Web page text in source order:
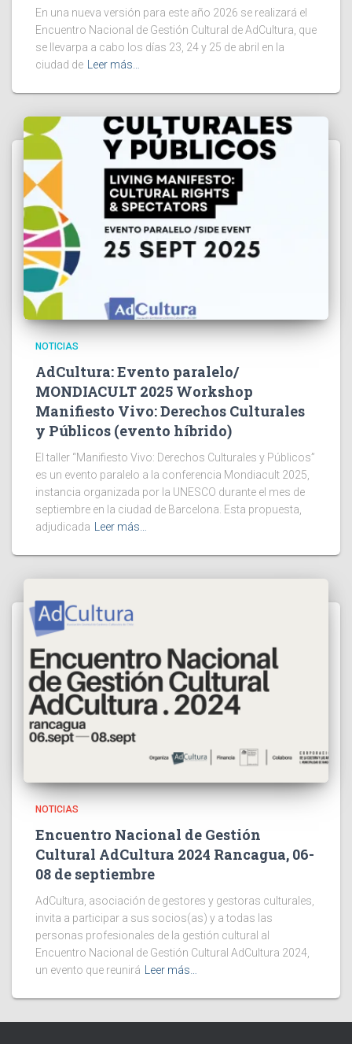
En una nueva versión para este año 2026 se realizará el
Encuentro Nacional de Gestión Cultural de AdCultura, que
se llevarpa a cabo los días 23, 24 y 25 de abril en la
ciudad de
Leer más…
NOTICIAS
AdCultura: Evento paralelo/
MONDIACULT 2025 Workshop
Manifiesto Vivo: Derechos Culturales
y Públicos (evento híbrido)
El taller “Manifiesto Vivo: Derechos Culturales y Públicos”
es un evento paralelo a la conferencia Mondiacult 2025,
instancia organizada por la UNESCO durante el mes de
septiembre en la ciudad de Barcelona. Esta propuesta,
adjudicada Leer más…
NOTICIAS
Encuentro Nacional de Gestión
Cultural AdCultura 2024 Rancagua, 06-
08 de septiembre
AdCultura, asociación de gestores y gestoras culturales,
invita a participar a sus socios(as) y a todas las
personas profesionales de la gestión cultural al
Encuentro Nacional de Gestión Cultural AdCultura 2024,
un evento que reunirá
Leer más…